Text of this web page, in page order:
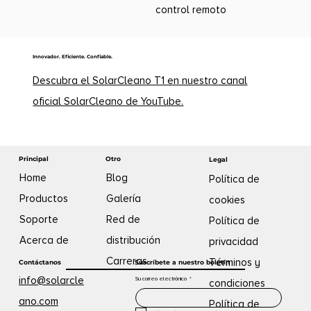
control remoto
Innovador. Eficiente. Confiable.
Descubra el SolarCleano T1 en nuestro canal
oficial SolarCleano de YouTube.
Contáctanos
info@solarcle
ano.com
Principal
Home
Productos
Soporte
Acerca de
Otro
Blog
Galería
Red de
distribución
Carreras
Legal
Política de
cookies
Política de
privacidad
Términos y
condiciones
Política de
Su correo electrónico *
Suscríbete a nuestro boletín